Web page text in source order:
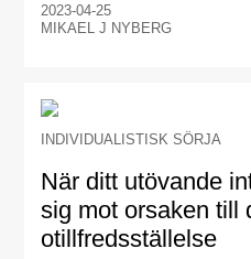
2023-04-25
MIKAEL J NYBERG
INDIVIDUALISTISK SÖRJA
När ditt utövande
sig mot orsaken till
otillfredsställelse